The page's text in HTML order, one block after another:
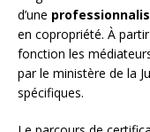
d’une
en copropriété. À
fonction les
par le ministère de la
spécifiques.